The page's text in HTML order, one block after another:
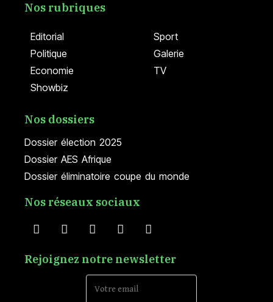
Editorial
Politique
Economie
Showbiz
Sport
Galerie
TV
Nos rubriques
Dossier élection 2025
Dossier AES Afrique
Dossier éliminatoire coupe du monde
Nos dossiers
Nos réseaux sociaux
Rejoignez notre newsletter